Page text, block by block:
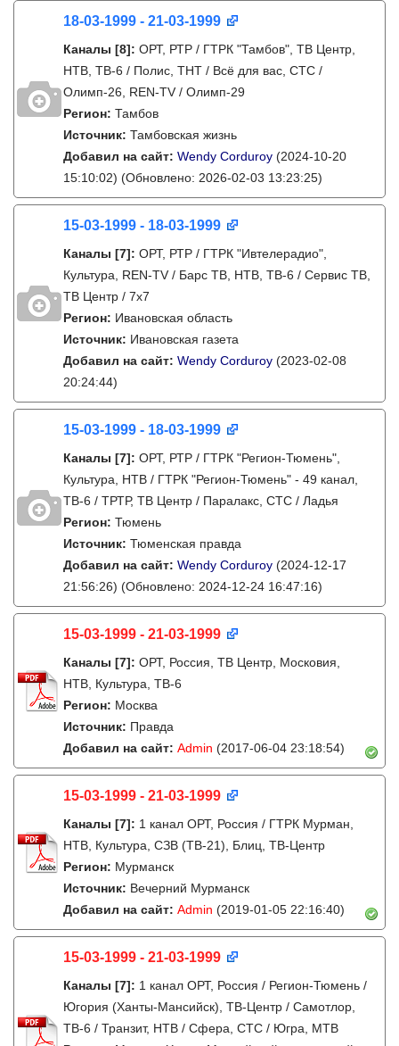
18-03-1999 - 21-03-1999
Каналы [8]: ОРТ, РТР / ГТРК "Тамбов", ТВ Центр,
НТВ, ТВ-6 / Полис, ТНТ / Всё для вас, СТС /
Олимп-26, REN-TV / Олимп-29
Регион: Тамбов
Источник: Тамбовская жизнь
Добавил на сайт: Wendy Corduroy (2024-10-20
15:10:02) (Обновлено: 2026-02-03 13:23:25)
15-03-1999 - 18-03-1999
Каналы [7]: ОРТ, РТР / ГТРК "Ивтелерадио",
Культура, REN-TV / Барс ТВ, НТВ, ТВ-6 / Сервис ТВ,
ТВ Центр / 7х7
Регион: Ивановская область
Источник: Ивановская газета
Добавил на сайт: Wendy Corduroy (2023-02-08
20:24:44)
15-03-1999 - 18-03-1999
Каналы [7]: ОРТ, РТР / ГТРК "Регион-Тюмень",
Культура, НТВ / ГТРК "Регион-Тюмень" - 49 канал,
ТВ-6 / ТРТР, ТВ Центр / Паралакс, СТС / Ладья
Регион: Тюмень
Источник: Тюменская правда
Добавил на сайт: Wendy Corduroy (2024-12-17
21:56:26) (Обновлено: 2024-12-24 16:47:16)
15-03-1999 - 21-03-1999
Каналы [7]: ОРТ, Россия, ТВ Центр, Московия,
НТВ, Культура, ТВ-6
Регион: Москва
Источник: Правда
Добавил на сайт: Admin (2017-06-04 23:18:54)
15-03-1999 - 21-03-1999
Каналы [7]: 1 канал ОРТ, Россия / ГТРК Мурман,
НТВ, Культура, СЗВ (ТВ-21), Блиц, ТВ-Центр
Регион: Мурманск
Источник: Вечерний Мурманск
Добавил на сайт: Admin (2019-01-05 22:16:40)
15-03-1999 - 21-03-1999
Каналы [7]: 1 канал ОРТ, Россия / Регион-Тюмень /
Югория (Ханты-Мансийск), ТВ-Центр / Самотлор,
ТВ-6 / Транзит, НТВ / Сфера, СТС / Югра, МТВ